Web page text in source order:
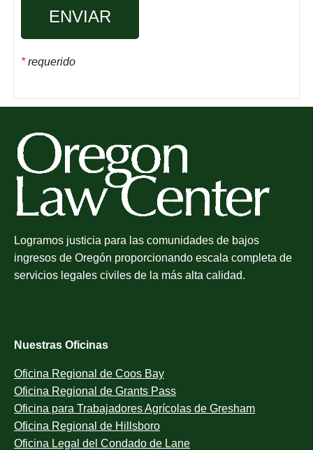
ENVIAR
*requerido
Logramos justicia para las comunidades de bajos
ingresos de Oregón proporcionando escala completa de
servicios legales civiles de la más alta calidad.
Nuestras Oficinas
Oficina Regional de Coos Bay
Oficina Regional de Grants Pass
Oficina para Trabajadores Agrícolas de Gresham
Oficina Regional de Hillsboro
Oficina Legal del Condado de Lane